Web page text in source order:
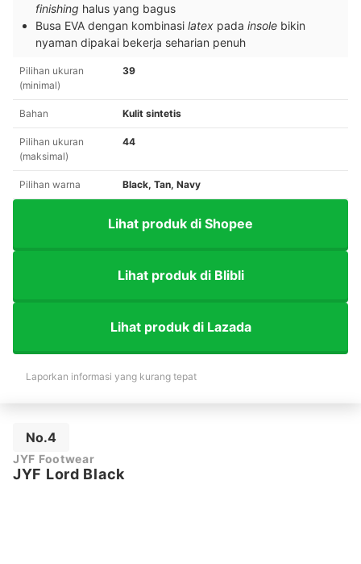
finishing halus yang bagus
Busa EVA dengan kombinasi latex pada insole bikin
nyaman dipakai bekerja seharian penuh
Pilihan ukuran
(minimal)
39
Bahan Kulit sintetis
Pilihan ukuran
(maksimal)
44
Pilihan warna Black, Tan, Navy
Lihat produk di Shopee
Lihat produk di Blibli
Lihat produk di Lazada
Laporkan informasi yang kurang tepat
No.4
JYF Footwear
JYF Lord Black